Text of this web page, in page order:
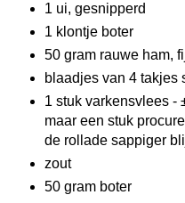
1 ui, gesnipperd
1 klontje boter
50 gram rauwe ham,
blaadjes van 4 takjes
1 stuk varkensvlees -
maar een stuk
de rollade sappiger
zout
50 gram boter